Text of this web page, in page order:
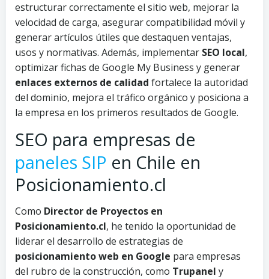
estructurar correctamente el sitio web, mejorar la
velocidad de carga, asegurar compatibilidad móvil y
generar artículos útiles que destaquen ventajas,
usos y normativas. Además, implementar SEO local,
optimizar fichas de Google My Business y generar
enlaces externos de calidad fortalece la autoridad
del dominio, mejora el tráfico orgánico y posiciona a
la empresa en los primeros resultados de Google.
SEO para empresas de
paneles SIP en Chile en
Posicionamiento.cl
Como Director de Proyectos en
Posicionamiento.cl, he tenido la oportunidad de
liderar el desarrollo de estrategias de
posicionamiento web en Google para empresas
del rubro de la construcción, como Trupanel y